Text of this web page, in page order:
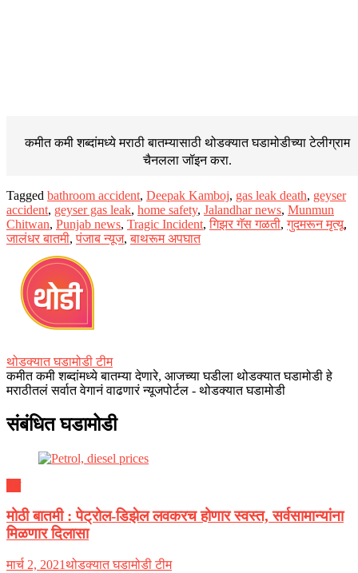
कमीत कमी शब्दांमध्ये मराठी बातम्यासाठी थोडक्यात घडामोडीच्याटेलीग्राम
चैनलला जॉइन करा.
Tagged bathroom accident, Deepak Kamboj, gas leak death, geyser
accident, geyser gas leak, home safety, Jalandhar news, Munmun
Chitwan, Punjab news, Tragic Incident,गिझर गॅस गळती,गुदमरून मृत्यू,
जालंधर बातमी,पंजाब न्यूज,बाथरूम अपघात
थोडक्यात घडामोडी टीम
कमीत कमी शब्दांमध्ये बातम्या देणारे, आजच्या घडीला थोडक्यात घडामोडी हे
मराठीतलं सर्वात वेगानं वाढणारं न्यूजपोर्टल - थोडक्यात घडामोडी
संबंधित घडामोडी
मोठी बातमी : पेट्रोल-डिझेल लवकरच होणार स्वस्त, सर्वसामान्यांना
मिळणार दिलासा
मार्च 2, 2021थोडक्यात घडामोडी टीम